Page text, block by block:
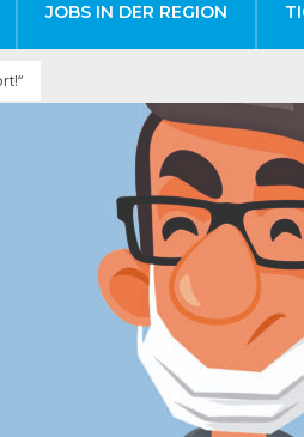
JOBS IN DER REGION